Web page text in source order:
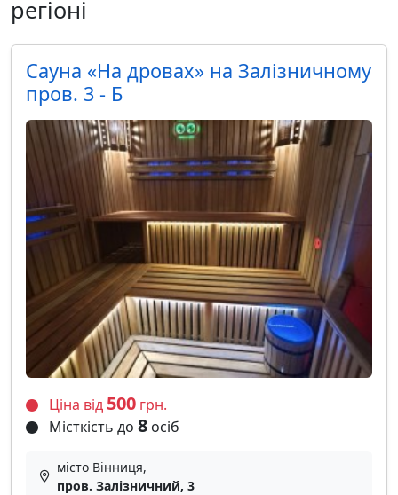
регіоні
Сауна «На дровах» на Залізничному
пров. 3 - Б
Ціна від 500 грн.
Місткість до 8 осіб
місто Вінниця,
пров. Залізничний, 3